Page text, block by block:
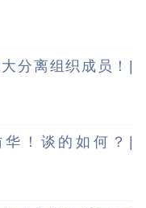
分离组织成员！|
！谈的如何？|